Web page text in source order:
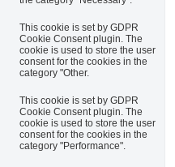
This cookie is set by GDPR
Cookie Consent plugin. The
cookie is used to store the user
consent for the cookies in the
category "Other.
This cookie is set by GDPR
Cookie Consent plugin. The
cookie is used to store the user
consent for the cookies in the
category "Performance".